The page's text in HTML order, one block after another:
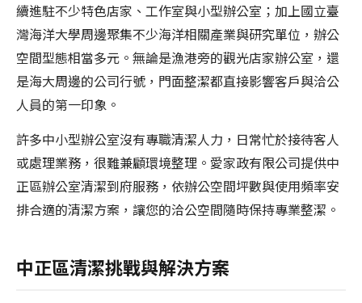
續進駐不少特色店家、工作室與小型辦公室；加上國立臺
灣海洋大學周邊聚集不少海洋相關產業與研究單位，辦公
空間型態相當多元。無論是漁港旁的觀光店家辦公室，還
是海大周邊的公司行號，門面整潔都直接影響客戶與洽公
人員的第一印象。
許多中小型辦公室沒有專職清潔人力，日常忙於接待客人
或處理業務，很難兼顧環境整理。愛家政有限公司提供中
正區辦公室清潔到府服務，依辦公空間坪數與使用頻率安
排合適的清潔方案，讓您的洽公空間隨時保持專業整潔。
中正區清潔挑戰與解決方案